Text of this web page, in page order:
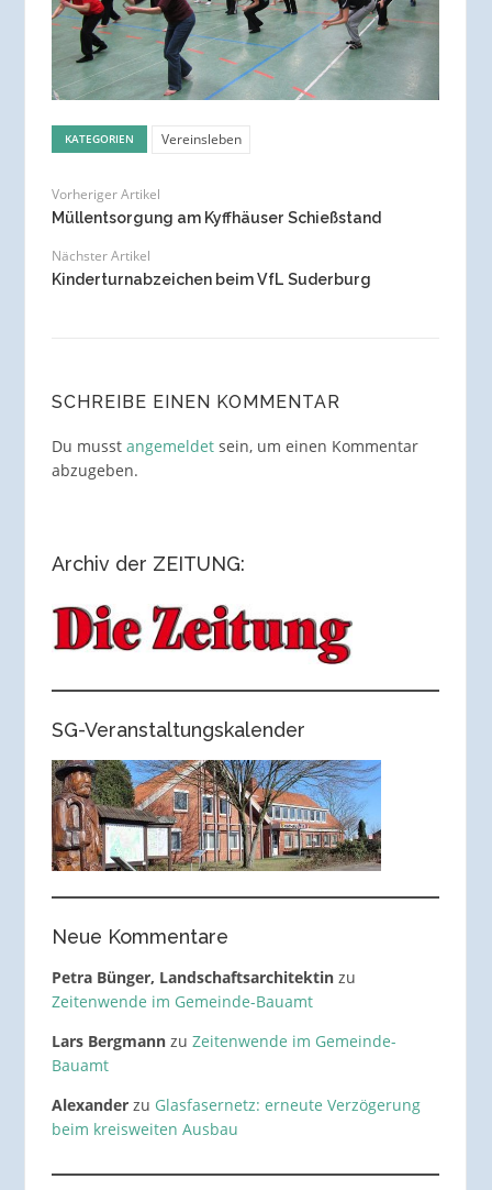
KATEGORIEN Vereinsleben
Vorheriger Artikel
Müllentsorgung am Kyffhäuser Schießstand
Nächster Artikel
Kinderturnabzeichen beim VfL Suderburg
SCHREIBE EINEN KOMMENTAR
Du musst angemeldetsein, um einen Kommentar
abzugeben.
Archiv der ZEITUNG:
SG-Veranstaltungskalender
Neue Kommentare
Petra Bünger, Landschaftsarchitektinzu
Zeitenwende im Gemeinde-Bauamt
Lars Bergmannzu Zeitenwende im Gemeinde-
Bauamt
Alexanderzu Glasfasernetz: erneute Verzögerung
beim kreisweiten Ausbau